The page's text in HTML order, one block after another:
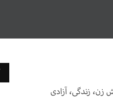
زن، زندگی، آزادی